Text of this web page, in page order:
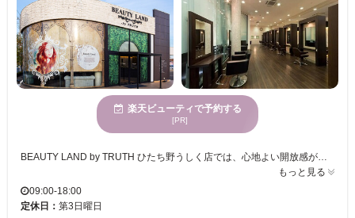
楽天ビューティで予約する
[PR]
BEAUTY LAND by TRUTH ひたち野うしく店では、心地よい開放感が広がる空間で、リラックスしながら新しい自分に出会えるひと時を提供しています。忙しい30代の女性を中心とするお客様に寄り添い、髪質改善やオージュアトリートメント、ヘッドスパ等、多彩なメニューをご用意。あなたのライフスタイルにピッタリなスタイル提案で、ツヤ髪を実現し、毎日がキラリと輝くようサポートします。駐車場も完備し、クレジットカードのご利用が可能なため、忙しい日々でも気軽に足を運べます。オシャレ染めや白髪染めの選択肢も豊富だからこそ、どんなシーンでも自信が持てる髪に出会えます。ぜひ一度ご体験ください。
もっと見る
09:00-18:00
定休日： 第3日曜日